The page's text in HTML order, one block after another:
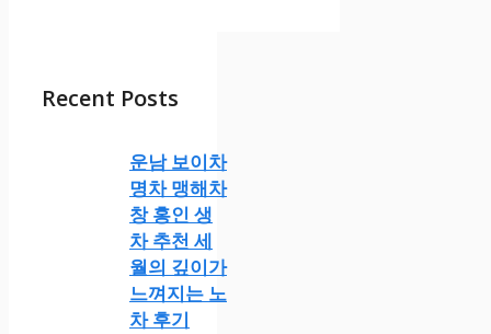
Recent Posts
운남 보이차
명차 맹해차
창 홍인 생
차 추천 세
월의 깊이가
느껴지는 노
차 후기